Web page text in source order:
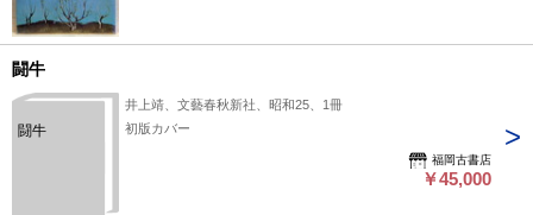
闘牛
闘牛
井上靖、文藝春秋新社、昭和25、1冊
初版カバー
福岡古書店
￥45,000